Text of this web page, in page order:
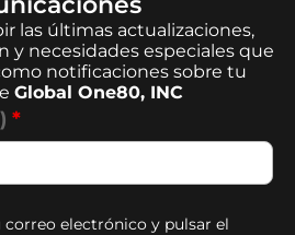
las últimas actualizaciones,
y necesidades especiales que
notificaciones sobre tu
Global One80, INC
*
electrónico y pulsar el